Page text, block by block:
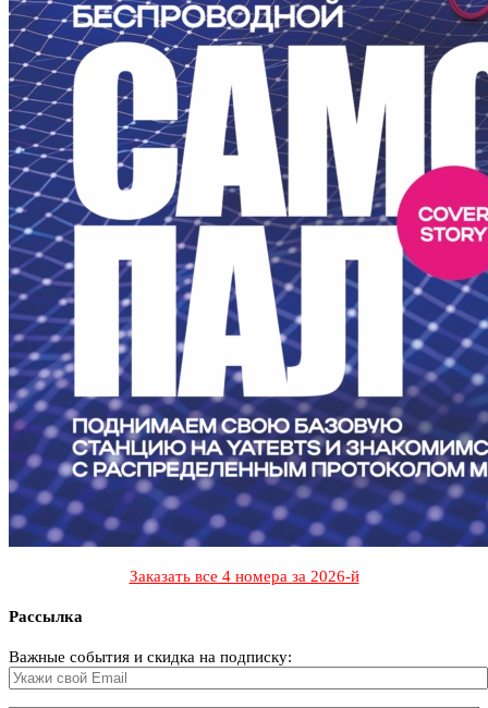
Заказать все 4 номера за 2026-й
Рассылка
Важные события и скидка на подписку: